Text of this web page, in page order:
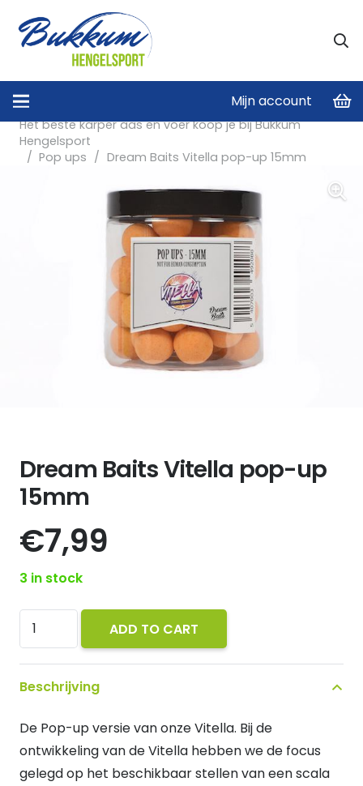
Mijn account
Home
Het beste karper aas en voer koop je bij Bukkum
Hengelsport
/ Pop ups / Dream Baits Vitella pop-up 15mm
Dream Baits Vitella pop-up
15mm
€7,99
3 in stock
Dream
Baits
Vitella
pop-
15mm
quantity
ADD TO CART
Beschrijving
De Pop-up versie van onze Vitella. Bij de
ontwikkeling van de Vitella hebben we de focus
gelegd op het beschikbaar stellen van een scala